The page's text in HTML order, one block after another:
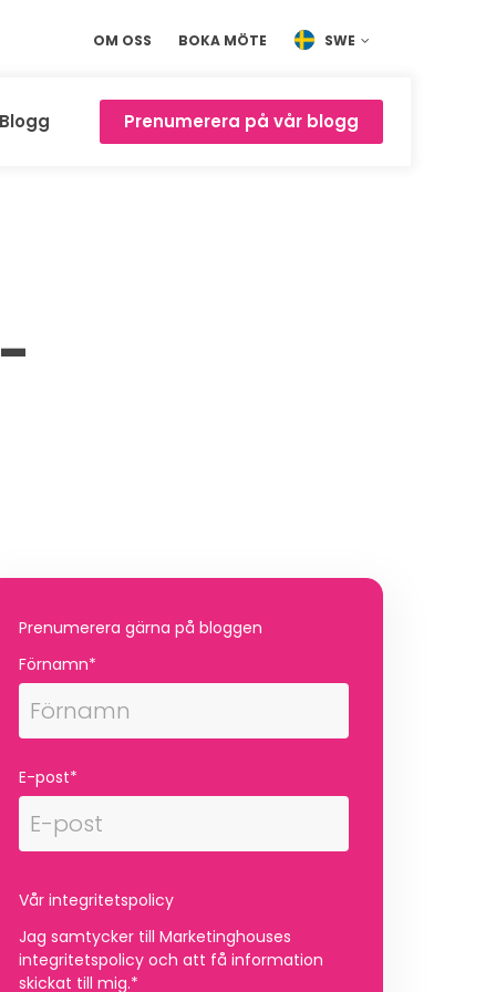
OM OSS BOKA MÖTE SWE
Blogg Prenumerera på vår blogg
Prenumerera gärna på bloggen
Förnamn*
E-post*
Vår integritetspolicy
Jag samtycker till Marketinghouses
integritetspolicy och att få information
skickat till mig.*